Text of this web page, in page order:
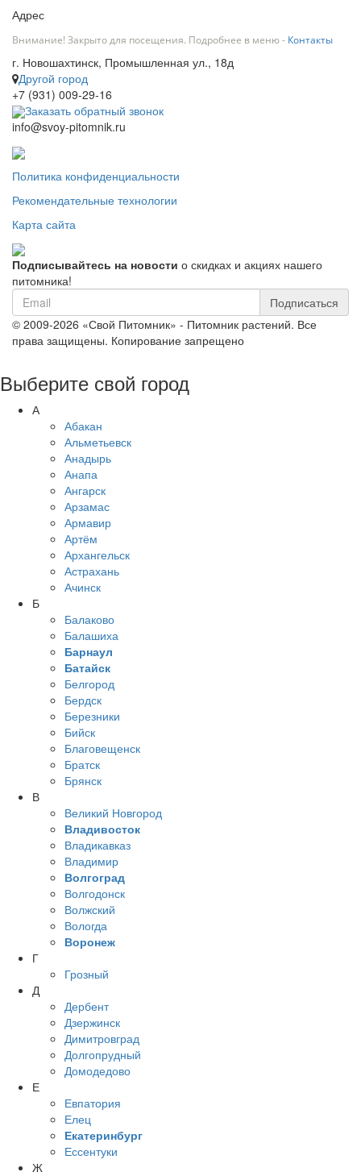
Адрес
Внимание! Закрыто для посещения. Подробнее в меню - Контакты
г. Новошахтинск, Промышленная ул., 18д
Другой город
+7 (931) 009-29-16
Заказать обратный звонок
info@svoy-pitomnik.ru
Политика конфиденциальности
Рекомендательные технологии
Карта сайта
Подписывайтесь на новости о скидках и акциях нашего
питомника!
Подписаться
© 2009-2026 «Свой Питомник» - Питомник растений. Все
права защищены. Копирование запрещено
Выберите свой город
А
Абакан
Альметьевск
Анадырь
Анапа
Ангарск
Арзамас
Армавир
Артём
Архангельск
Астрахань
Ачинск
Б
Балаково
Балашиха
Барнаул
Батайск
Белгород
Бердск
Березники
Бийск
Благовещенск
Братск
Брянск
В
Великий Новгород
Владивосток
Владикавказ
Владимир
Волгоград
Волгодонск
Волжский
Вологда
Воронеж
Г
Грозный
Д
Дербент
Дзержинск
Димитровград
Долгопрудный
Домодедово
Е
Евпатория
Елец
Екатеринбург
Ессентуки
Ж